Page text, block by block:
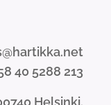
40 5288 213
Helsinki.